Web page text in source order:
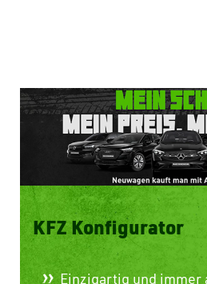
KFZ Konfigurator
Einzigartig und immer